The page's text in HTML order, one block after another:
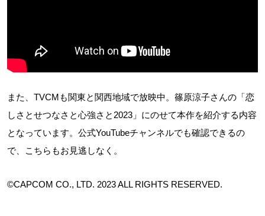
また、TVCMも関東と関西地域で放映中。篠原涼子さんの「恋
しさとせつなさと心強さと2023」にのせて本作を紹介する内容
となっています。公式YouTubeチャンネルでも確認できるの
で、こちらもお見逃しなく。
©CAPCOM CO., LTD. 2023 ALL RIGHTS RESERVED.